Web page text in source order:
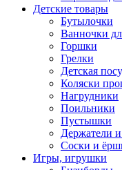
Детские товары
Бутылочки
Ванночки
Горшки
Грелки
Детская
Коляски
Нагрудники
Поильники
Пустышки
Держатели
Соски и
Игры, игрушки